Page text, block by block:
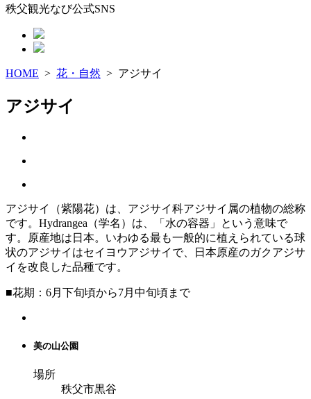
秩父観光なび公式SNS
HOME > 花・自然 > アジサイ
アジサイ
アジサイ（紫陽花）は、アジサイ科アジサイ属の植物の総称
です。Hydrangea（学名）は、「水の容器」という意味で
す。原産地は日本。いわゆる最も一般的に植えられている球
状のアジサイはセイヨウアジサイで、日本原産のガクアジサ
イを改良した品種です。
■花期：6月下旬頃から7月中旬頃まで
美の山公園
場所
秩父市黒谷